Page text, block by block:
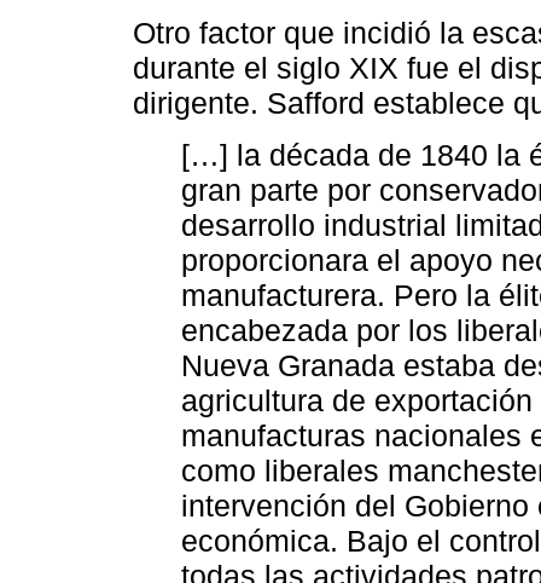
Otro factor que incidió la
durante el siglo XIX fue el
dirigente. Safford establece
[…] la década de 1840 la
gran parte por
desarrollo industrial
proporcionara el apoyo
manufacturera. Pero la
encabezada por los
Nueva Granada estaba
agricultura de
manufacturas nacionales
como liberales
intervención del
económica. Bajo el
todas las actividades